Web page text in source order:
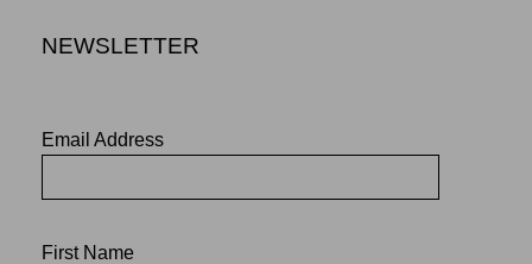
NEWSLETTER
Email Address
First Name